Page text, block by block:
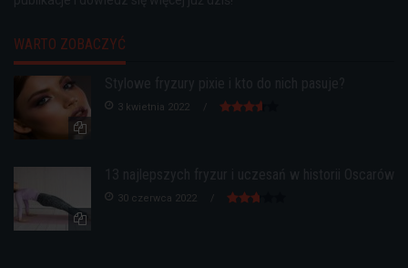
WARTO ZOBACZYĆ
3 kwietnia 2022
30 czerwca 2022